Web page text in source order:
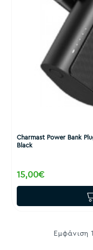
Charmast Power Bank
Black
15,00€
Εμφάνιση